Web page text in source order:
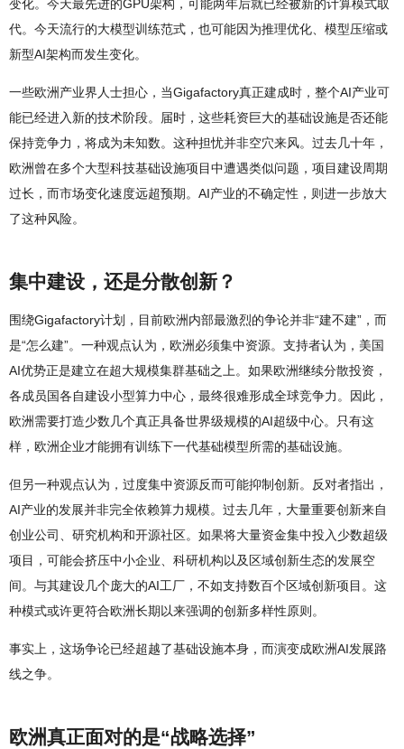
变化。今天最先进的GPU架构，可能两年后就已经被新的计算模式取
代。今天流行的大模型训练范式，也可能因为推理优化、模型压缩或
新型AI架构而发生变化。
一些欧洲产业界人士担心，当Gigafactory真正建成时，整个AI产业可
能已经进入新的技术阶段。届时，这些耗资巨大的基础设施是否还能
保持竞争力，将成为未知数。这种担忧并非空穴来风。过去几十年，
欧洲曾在多个大型科技基础设施项目中遭遇类似问题，项目建设周期
过长，而市场变化速度远超预期。AI产业的不确定性，则进一步放大
了这种风险。
集中建设，还是分散创新？
围绕Gigafactory计划，目前欧洲内部最激烈的争论并非“建不建”，而
是“怎么建”。一种观点认为，欧洲必须集中资源。支持者认为，美国
AI优势正是建立在超大规模集群基础之上。如果欧洲继续分散投资，
各成员国各自建设小型算力中心，最终很难形成全球竞争力。因此，
欧洲需要打造少数几个真正具备世界级规模的AI超级中心。只有这
样，欧洲企业才能拥有训练下一代基础模型所需的基础设施。
但另一种观点认为，过度集中资源反而可能抑制创新。反对者指出，
AI产业的发展并非完全依赖算力规模。过去几年，大量重要创新来自
创业公司、研究机构和开源社区。如果将大量资金集中投入少数超级
项目，可能会挤压中小企业、科研机构以及区域创新生态的发展空
间。与其建设几个庞大的AI工厂，不如支持数百个区域创新项目。这
种模式或许更符合欧洲长期以来强调的创新多样性原则。
事实上，这场争论已经超越了基础设施本身，而演变成欧洲AI发展路
线之争。
欧洲真正面对的是“战略选择”